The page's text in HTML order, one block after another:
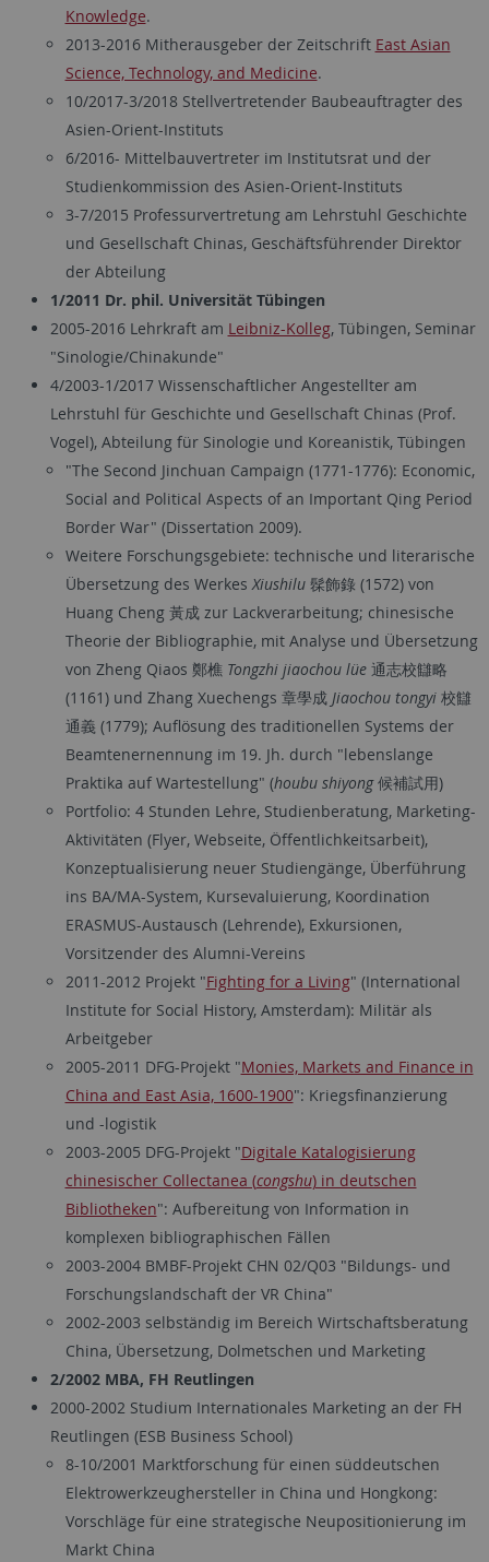
Knowledge.
2013-2016 Mitherausgeber der Zeitschrift East Asian
Science, Technology, and Medicine.
10/2017-3/2018 Stellvertretender Baubeauftragter des
Asien-Orient-Instituts
6/2016- Mittelbauvertreter im Institutsrat und der
Studienkommission des Asien-Orient-Instituts
3-7/2015 Professurvertretung am Lehrstuhl Geschichte
und Gesellschaft Chinas, Geschäftsführender Direktor
der Abteilung
1/2011 Dr. phil. Universität Tübingen
2005-2016 Lehrkraft am Leibniz-Kolleg, Tübingen, Seminar
"Sinologie/Chinakunde"
4/2003-1/2017 Wissenschaftlicher Angestellter am
Lehrstuhl für Geschichte und Gesellschaft Chinas (Prof.
Vogel), Abteilung für Sinologie und Koreanistik, Tübingen
"The Second Jinchuan Campaign (1771-1776): Economic,
Social and Political Aspects of an Important Qing Period
Border War" (Dissertation 2009).
Weitere Forschungsgebiete: technische und literarische
Übersetzung des WerkesXiushilu 髹飾錄 (1572) von
Huang Cheng 黃成 zur Lackverarbeitung; chinesische
Theorie der Bibliographie, mit Analyse und Übersetzung
von Zheng Qiaos 鄭樵 Tongzhi jiaochou lüe通志校讎略
(1161) und Zhang Xuechengs 章學成 Jiaochou tongyi校讎
通義 (1779); Auflösung des traditionellen Systems der
Beamtenernennung im 19. Jh. durch "lebenslange
Praktika auf Wartestellung" (houbu shiyong候補試用)
Portfolio: 4 Stunden Lehre, Studienberatung, Marketing-
Aktivitäten (Flyer, Webseite, Öffentlichkeitsarbeit),
Konzeptualisierung neuer Studiengänge, Überführung
ins BA/MA-System, Kursevaluierung, Koordination
ERASMUS-Austausch (Lehrende), Exkursionen,
Vorsitzender des Alumni-Vereins
2011-2012 Projekt "Fighting for a Living" (International
Institute for Social History, Amsterdam): Militär als
Arbeitgeber
2005-2011 DFG-Projekt "Monies, Markets and Finance in
China and East Asia, 1600-1900": Kriegsfinanzierung
und -logistik
2003-2005 DFG-Projekt "Digitale Katalogisierung
chinesischer Collectanea (congshu) in deutschen
Bibliotheken": Aufbereitung von Information in
komplexen bibliographischen Fällen
2003-2004 BMBF-Projekt CHN 02/Q03 "Bildungs- und
Forschungslandschaft der VR China"
2002-2003 selbständig im Bereich Wirtschaftsberatung
China, Übersetzung, Dolmetschen und Marketing
2/2002 MBA, FH Reutlingen
2000-2002 Studium Internationales Marketing an der FH
Reutlingen (ESB Business School)
8-10/2001 Marktforschung für einen süddeutschen
Elektrowerkzeughersteller in China und Hongkong:
Vorschläge für eine strategische Neupositionierung im
Markt China